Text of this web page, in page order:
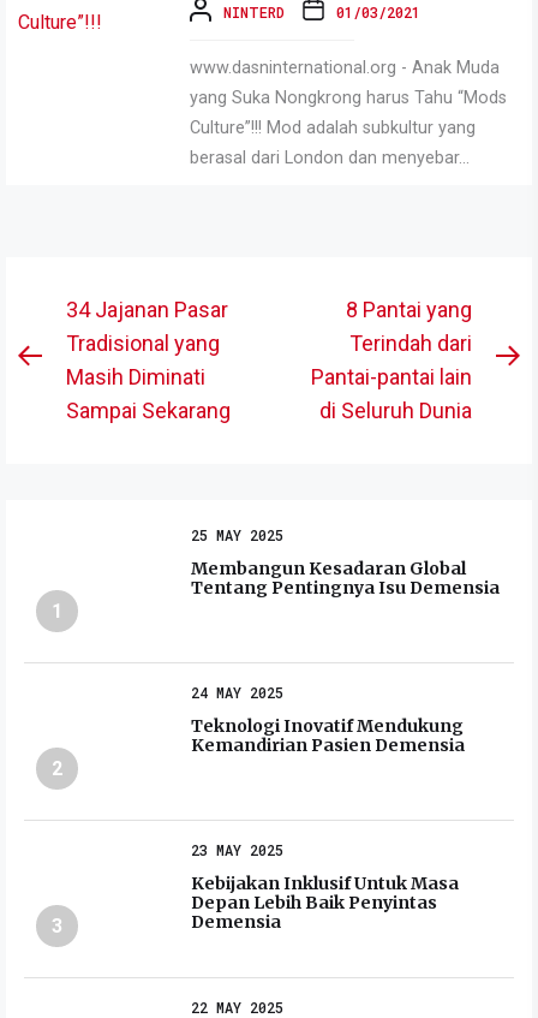
NINTERD 01/03/2021
www.dasninternational.org - Anak Muda
yang Suka Nongkrong harus Tahu “Mods
Culture”!!! Mod adalah subkultur yang
berasal dari London dan menyebar...
Post
navigation
Previous
34 Jajanan Pasar
Tradisional yang
Masih Diminati
Sampai Sekarang
8 Pantai yang
Terindah dari
Pantai-pantai lain
di Seluruh Dunia
1
25 MAY 2025
Membangun Kesadaran Global
Tentang Pentingnya Isu Demensia
2
24 MAY 2025
Teknologi Inovatif Mendukung
Kemandirian Pasien Demensia
3
23 MAY 2025
Kebijakan Inklusif Untuk Masa
Depan Lebih Baik Penyintas
Demensia
22 MAY 2025